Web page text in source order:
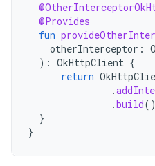
@Provides
fun
otherInterceptor :
): OkHttpClient {
return
.
.build()
}
}